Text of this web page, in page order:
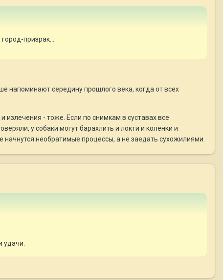
призрак...
напоминают середину прошлого века, когда от всех
излечения - тоже. Если по снимкам в суставах все
у собаки могут барахлить и локти и коленки и
необратимые процессы, а не заедать сухожилиями.
удачи.